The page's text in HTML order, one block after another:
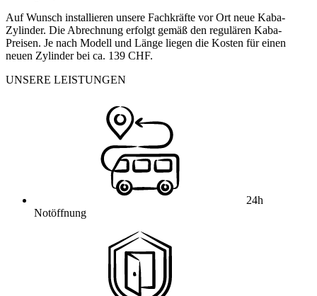
Auf Wunsch installieren unsere Fachkräfte vor Ort neue Kaba-
Zylinder. Die Abrechnung erfolgt gemäß den regulären Kaba-
Preisen. Je nach Modell und Länge liegen die Kosten für einen
neuen Zylinder bei ca. 139 CHF.
UNSERE LEISTUNGEN
24h
Notöffnung